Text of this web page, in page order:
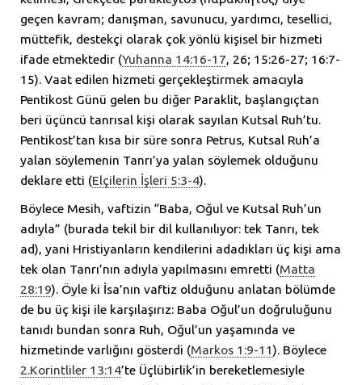
geçen kavram; danışman, savunucu, yardımcı, tesellici,
müttefik, destekçi olarak çok yönlü kişisel bir hizmeti
ifade etmektedir (Yuhanna 14:16-17, 26; 15:26-27; 16:7-
15). Vaat edilen hizmeti gerçekleştirmek amacıyla
Pentikost Günü gelen bu diğer Paraklit, başlangıçtan
beri üçüncü tanrısal kişi olarak sayılan Kutsal Ruh’tu.
Pentikost’tan kısa bir süre sonra Petrus, Kutsal Ruh’a
yalan söylemenin Tanrı’ya yalan söylemek olduğunu
deklare etti (Elçilerin İşleri 5:3-4).
Böylece Mesih, vaftizin “Baba, Oğul ve Kutsal Ruh’un
adıyla” (burada tekil bir dil kullanılıyor: tek Tanrı, tek
ad), yani Hristiyanların kendilerini adadıkları üç kişi ama
tek olan Tanrı’nın adıyla yapılmasını emretti (Matta
28:19). Öyle ki İsa’nın vaftiz olduğunu anlatan bölümde
de bu üç kişi ile karşılaşırız: Baba Oğul’un doğruluğunu
tanıdı bundan sonra Ruh, Oğul’un yaşamında ve
hizmetinde varlığını gösterdi (Markos 1:9-11). Böylece
2.Korintliler 13:14’te Üçlübirlik’in bereketlemesiyle